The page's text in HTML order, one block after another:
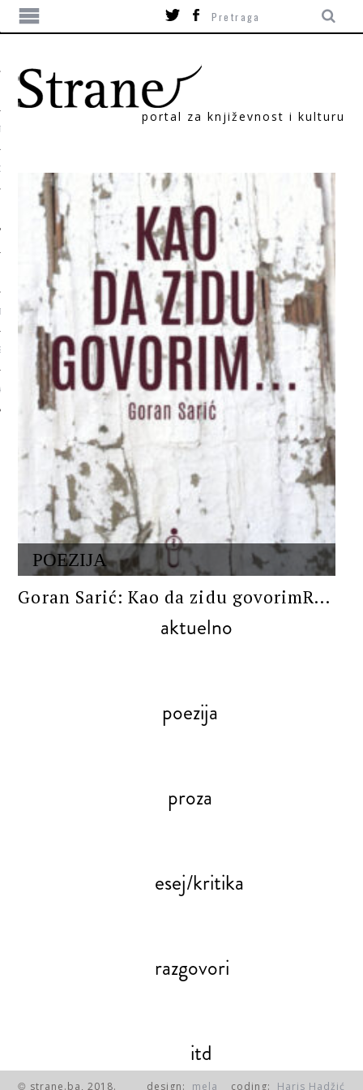
portal za književnost i kulturu
POEZIJA
Goran Sarić: Kao da zidu govorimR...
aktuelno
poezija
proza
esej/kritika
razgovori
itd
© strane.ba, 2018. design: mela coding: Haris Hadžić